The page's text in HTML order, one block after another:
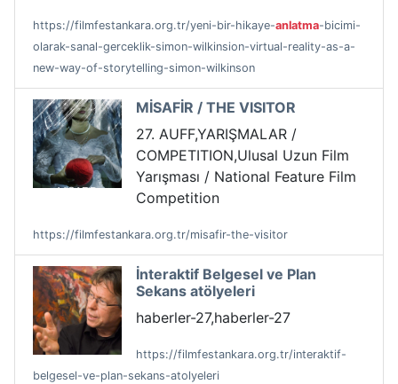
https://filmfestankara.org.tr/yeni-bir-hikaye-anlatma-bicimi-
olarak-sanal-gerceklik-simon-wilkinsion-virtual-reality-as-a-
new-way-of-storytelling-simon-wilkinson
MİSAFİR / THE VISITOR
27. AUFF,YARIŞMALAR /
COMPETITION,Ulusal Uzun Film
Yarışması / National Feature Film
Competition
https://filmfestankara.org.tr/misafir-the-visitor
İnteraktif Belgesel ve Plan
Sekans atölyeleri
haberler-27,haberler-27
https://filmfestankara.org.tr/interaktif-
belgesel-ve-plan-sekans-atolyeleri